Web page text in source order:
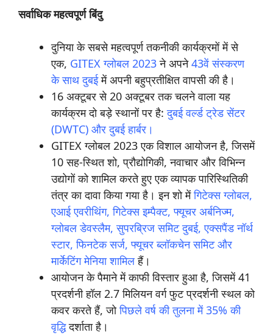
सर्वाधिक महत्वपूर्ण बिंदु
दुनिया के सबसे महत्वपूर्ण तकनीकी कार्यक्रमों में से
एक, GITEX ग्लोबल 2023ने अपने43वें संस्करण
के साथ दुबईमें अपनी बहुप्रतीक्षित वापसी की है।
16 अक्टूबर से 20 अक्टूबर तक चलने वाला यह
कार्यक्रम दो बड़े स्थानों पर है:दुबई वर्ल्ड ट्रेड सेंटर
(DWTC) और दुबई हार्बर।
GITEX ग्लोबल 2023 एक विशाल आयोजन है, जिसमें
10 सह-स्थित शो, प्रौद्योगिकी, नवाचार और विभिन्न
उद्योगों को शामिल करते हुए एक व्यापक पारिस्थितिकी
तंत्र का दावा किया गया है। इन शो मेंगिटेक्स ग्लोबल,
एआई एवरीथिंग, गिटेक्स इम्पैक्ट, फ्यूचर अर्बनिज्म,
ग्लोबल डेवस्लैम, सुपरब्रिज समिट दुबई, एक्सपैंड नॉर्थ
स्टार, फिनटेक सर्ज, फ्यूचर ब्लॉकचेन समिट और
मार्केटिंग मेनिया शामिलहैं।
आयोजन के पैमाने में काफी विस्तार हुआ है, जिसमें 41
प्रदर्शनी हॉल 2.7 मिलियन वर्ग फुट प्रदर्शनी स्थल को
कवर करते हैं, जोपिछले वर्ष की तुलना में 35% की
वृद्धिदर्शाता है।